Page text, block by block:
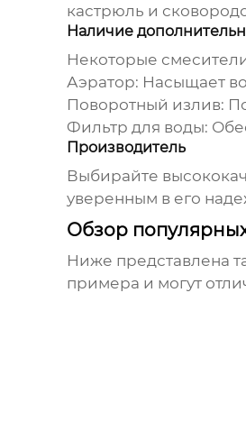
кастрюль и
Наличие
Некоторые
Аэратор: Насыщает
Поворотный излив:
Фильтр для воды:
Производитель
Выбирайте
уверенным в его
Обзор
Ниже представлена
примера и могут